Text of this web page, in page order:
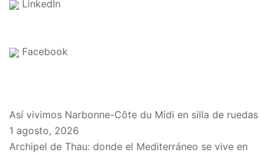
LinkedIn
Facebook
Así vivimos Narbonne-Côte du Midi en silla de ruedas
1 agosto, 2026
Archipel de Thau: donde el Mediterráneo se vive en